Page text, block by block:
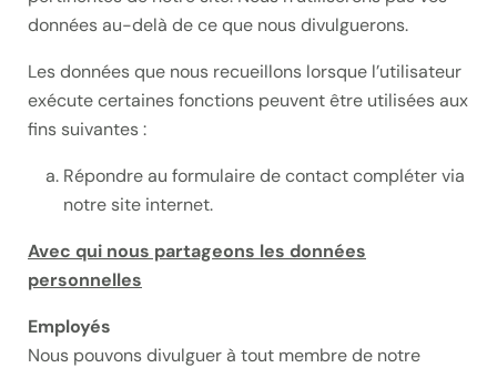
données au-delà de ce que nous divulguerons.
Les données que nous recueillons lorsque l’utilisateur
exécute certaines fonctions peuvent être utilisées aux
fins suivantes :
Répondre au formulaire de contact compléter via
notre site internet.
Avec qui nous partageons les données
personnelles
Employés
Nous pouvons divulguer à tout membre de notre